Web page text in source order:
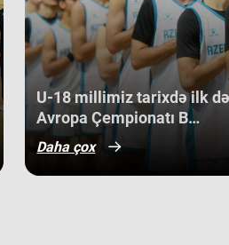
bir gərgin rəqabət mühitində qazanılan
təcrübə, həm də gələcək
bünövrə deməkdir.
U-18 millimiz tarixdə ilk
Avropa Çempionatı B
divizionunun qrup
qələbə qazanıb.
Daha çox